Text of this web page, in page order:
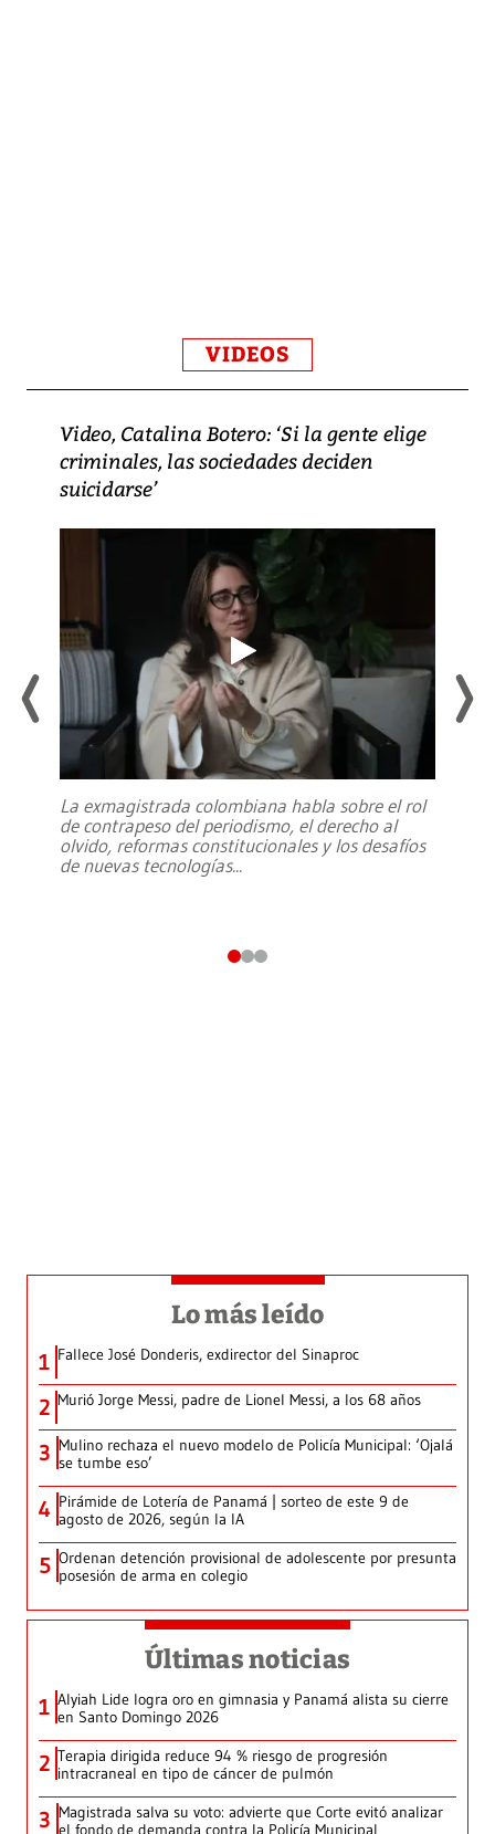
VIDEOS
Video, Catalina Botero: ‘Si la gente elige
criminales, las sociedades deciden
suicidarse’
La exmagistrada colombiana habla sobre el rol
de contrapeso del periodismo, el derecho al
olvido, reformas constitucionales y los desafíos
de nuevas tecnologías...
Lo más leído
1 Fallece José Donderis, exdirector del Sinaproc
2 Murió Jorge Messi, padre de Lionel Messi, a los 68 años
3 Mulino rechaza el nuevo modelo de Policía Municipal: ‘Ojalá
se tumbe eso’
4 Pirámide de Lotería de Panamá | sorteo de este 9 de
agosto de 2026, según la IA
5 Ordenan detención provisional de adolescente por presunta
posesión de arma en colegio
Últimas noticias
1 Alyiah Lide logra oro en gimnasia y Panamá alista su cierre
en Santo Domingo 2026
2 Terapia dirigida reduce 94 % riesgo de progresión
intracraneal en tipo de cáncer de pulmón
3 Magistrada salva su voto: advierte que Corte evitó analizar
el fondo de demanda contra la Policía Municipal